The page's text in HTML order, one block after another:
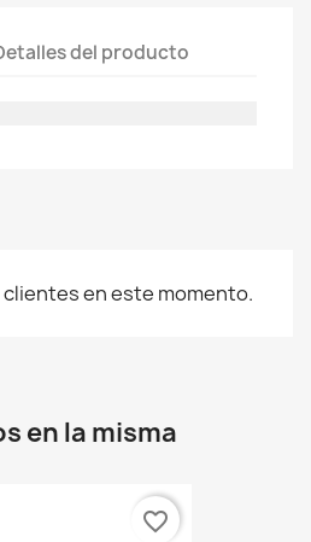
del producto
clientes en este momento.
en la misma
favorite_border